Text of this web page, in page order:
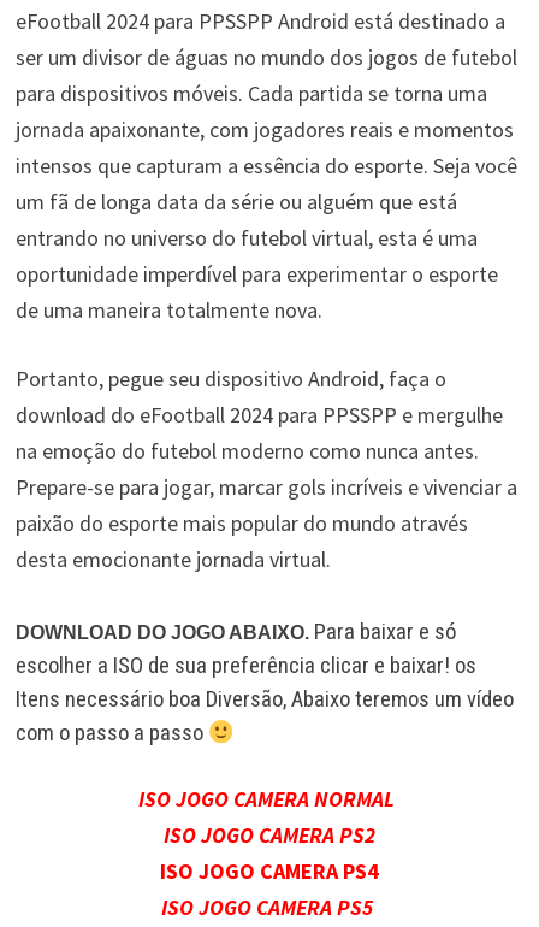
eFootball 2024 para PPSSPP Android está destinado a
ser um divisor de águas no mundo dos jogos de futebol
para dispositivos móveis. Cada partida se torna uma
jornada apaixonante, com jogadores reais e momentos
intensos que capturam a essência do esporte. Seja você
um fã de longa data da série ou alguém que está
entrando no universo do futebol virtual, esta é uma
oportunidade imperdível para experimentar o esporte
de uma maneira totalmente nova.
Portanto, pegue seu dispositivo Android, faça o
download do eFootball 2024 para PPSSPP e mergulhe
na emoção do futebol moderno como nunca antes.
Prepare-se para jogar, marcar gols incríveis e vivenciar a
paixão do esporte mais popular do mundo através
desta emocionante jornada virtual.
DOWNLOAD DO JOGO ABAIXO. Para baixar e só
escolher a ISO de sua preferência clicar e baixar! os
Itens necessário boa Diversão, Abaixo teremos um vídeo
com o passo a passo
ISO JOGO CAMERA NORMAL
ISO JOGO CAMERA PS2
ISO JOGO CAMERA PS4
ISO JOGO CAMERA PS5